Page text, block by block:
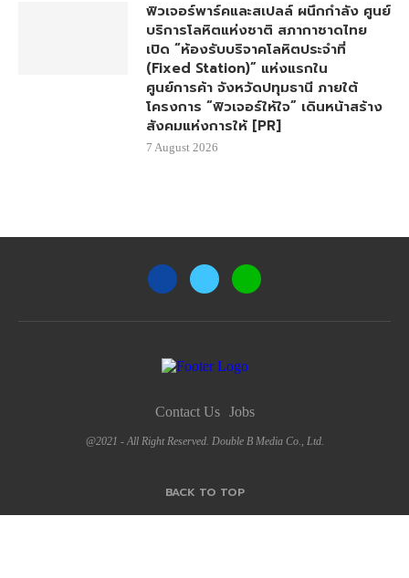
ฟิวเจอร์พาร์คและสเปลล์ ผนึกกำลัง ศูนย์
บริการโลหิตแห่งชาติ สภากาชาดไทย
เปิด “ห้องรับบริจาคโลหิตประจำที่
(Fixed Station)” แห่งแรกใน
ศูนย์การค้า จังหวัดปทุมธานี ภายใต้
โครงการ “ฟิวเจอร์ให้ใจ” เดินหน้าสร้าง
สังคมแห่งการให้ [PR]
7 August 2026
Contact Us Jobs
@2021 - All Right Reserved. Double B Media Co., Ltd.
BACK TO TOP